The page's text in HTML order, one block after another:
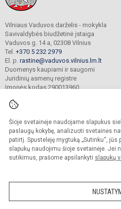
Šioje svetainėje naudojame slapukus
paslaugų kokybę, analizuoti svetainės
patirtį. Spustelėję mygtuką „Sutinku“,
slapukų naudojimu šioje svetainėje. Jei
sutikimus, prašome apsilankyti slapukų
Vilniaus Vaduvos darželis - mokykla
Savivaldybės biudžetinė įstaiga
Vaduvos g. 14 a, 02308 Vilnius
Tel. +370 5 232 2979
El. p. rastine@vaduvos.vilnius.lm.lt
Duomenys kaupiami ir saugomi
Juridinių asmenų registre
Įmonės kodas 290013960
© 2023. Vilniaus Vaduvos darželis -
Kopijuoti turinį be raštiško įstaigos
Prieinamumo paraiška
Sumanus būdas atnaujinti